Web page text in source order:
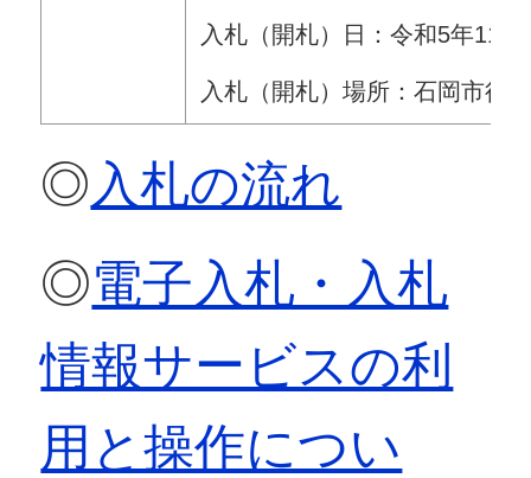
入札（開札）日：令和5年11
入札（開札）場所：石岡市役
◎入札の流れ
◎電子入札・入札
情報サービスの利
用と操作につい